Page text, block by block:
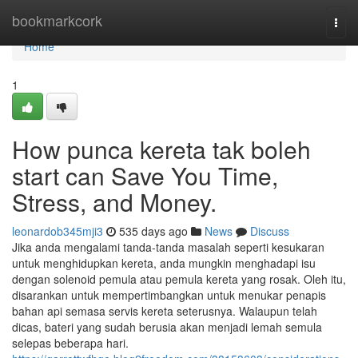
bookmarkcork
Home
Home
1
How punca kereta tak boleh
start can Save You Time,
Stress, and Money.
leonardob345mji3 535 days ago News
Discuss
Jika anda mengalami tanda-tanda masalah seperti kesukaran
untuk menghidupkan kereta, anda mungkin menghadapi isu
dengan solenoid pemula atau pemula kereta yang rosak. Oleh itu,
disarankan untuk mempertimbangkan untuk menukar penapis
bahan api semasa servis kereta seterusnya. Walaupun telah
dicas, bateri yang sudah berusia akan menjadi lemah semula
selepas beberapa hari.